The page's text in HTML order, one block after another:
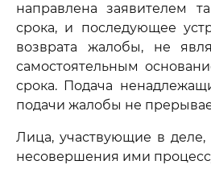
направлена заявителем
срока, и последующее
возврата жалобы, не
самостоятельным
срока. Подача
подачи жалобы не
Лица, участвующие в деле,
несовершения ими